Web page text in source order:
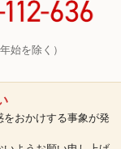
始を除く）
をおかけする事象が発